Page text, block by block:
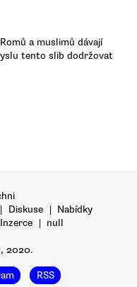
a muslimů dávají
tento slib dodržovat
| Diskuse | Nabídky
Inzerce | null
2020.
RSS